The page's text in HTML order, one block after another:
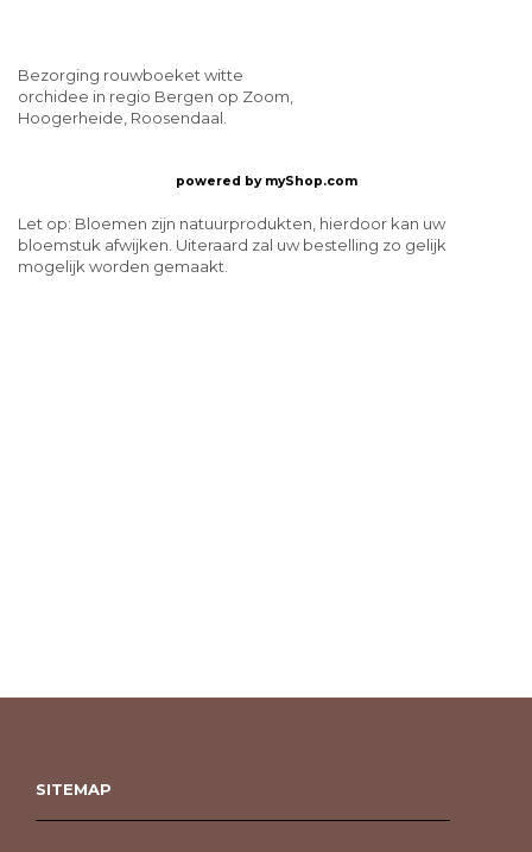
Bezorging rouwboeket witte
orchidee in regio Bergen op Zoom,
Hoogerheide, Roosendaal.
powered by myShop.com
Let op: Bloemen zijn natuurprodukten, hierdoor kan uw
bloemstuk afwijken. Uiteraard zal uw bestelling zo gelijk
mogelijk worden gemaakt.
SITEMAP